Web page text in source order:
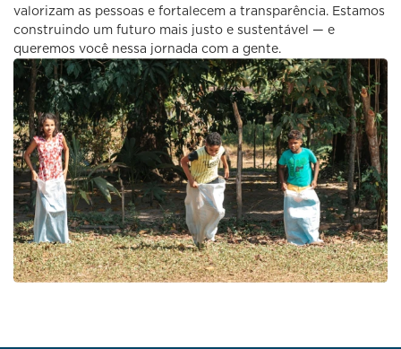
valorizam as pessoas e fortalecem a transparência. Estamos
construindo um futuro mais justo e sustentável — e
queremos você nessa jornada com a gente.